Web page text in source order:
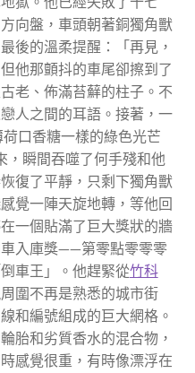
向盤，車頭朝著銅獨角獸
後的溫柔提醒：「再見，
他那顫抖的車尾卻擦到了
老、佈滿苔蘚的柱子。不
人之間的耳語。接著，一
荷口香糖一樣的綠色光芒
，瞬間吞噬了何手殘和他
復了平靜，只剩下獨角獸
覺一陣天旋地轉，等他回
一個貼滿了巨大獎狀的牆
入庫獎——第零點零零零
車王」。他趕緊從竹科
圍不再是熟悉的城市街
和編號組成的巨大網格。
胎和劣質香水的混合物，
感覺很重，有時像漂浮在